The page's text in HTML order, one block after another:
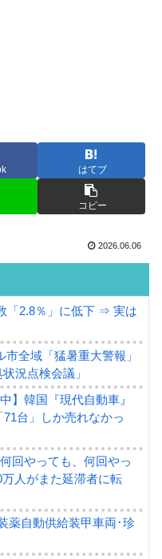
はてブ
コピー
2026.06.06
「2.8％」に低下 ⇒ 実は
全域「猛暑重大警報」
況点検会議」
】韓国『現代自動車』
台」しか売れなかっ
回やっても、何回やっ
人がまた延滞者に転
薬自動供給装甲車両･珍